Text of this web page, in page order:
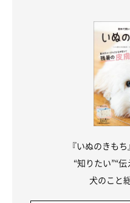
『いぬのきも
“知りたい”“
犬のこと